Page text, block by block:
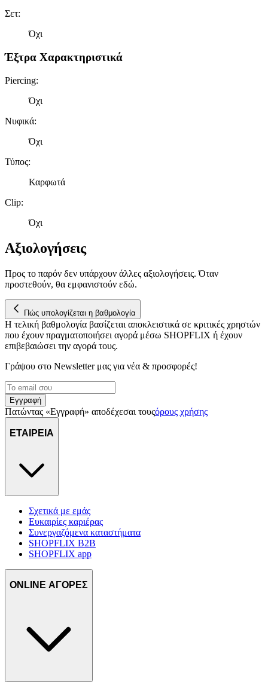
Σετ:
Όχι
Έξτρα Χαρακτηριστικά
Piercing:
Όχι
Νυφικά:
Όχι
Τύπος:
Καρφωτά
Clip:
Όχι
Αξιολογήσεις
Προς το παρόν δεν υπάρχουν άλλες αξιολογήσεις. Όταν
προστεθούν, θα εμφανιστούν εδώ.
Πώς υπολογίζεται η βαθμολογία
Η τελική βαθμολογία βασίζεται αποκλειστικά σε κριτικές χρηστών
που έχουν πραγματοποιήσει αγορά μέσω SHOPFLIX ή έχουν
επιβεβαιώσει την αγορά τους.
Γράψου στο Νewsletter μας για νέα & προσφορές!
Εγγραφή
Πατώντας «Εγγραφή» αποδέχεσαι τουςόρους χρήσης
ΕΤΑΙΡΕΙΑ
Σχετικά με εμάς
Ευκαιρίες καριέρας
Συνεργαζόμενα καταστήματα
SHOPFLIX B2B
SHOPFLIX app
ONLINE ΑΓΟΡΕΣ